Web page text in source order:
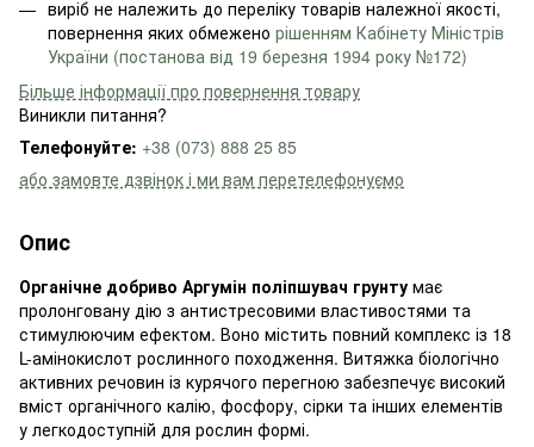
виріб не належить до переліку товарів належної якості,
повернення яких обмежено рішенням Кабінету Міністрів
України (постанова від 19 березня 1994 року №172)
Більше інформації про повернення товару
Виникли питання?
Телефонуйте: +38 (073) 888 25 85
або замовте дзвінок і ми вам перетелефонуємо
Опис
Органічне добриво Аргумін поліпшувач грунту має
пролонговану дію з антистресовими властивостями та
стимулюючим ефектом. Воно містить повний комплекс із 18
L-амінокислот рослинного походження. Витяжка біологічно
активних речовин із курячого перегною забезпечує високий
вміст органічного калію, фосфору, сірки та інших елементів
у легкодоступній для рослин формі.